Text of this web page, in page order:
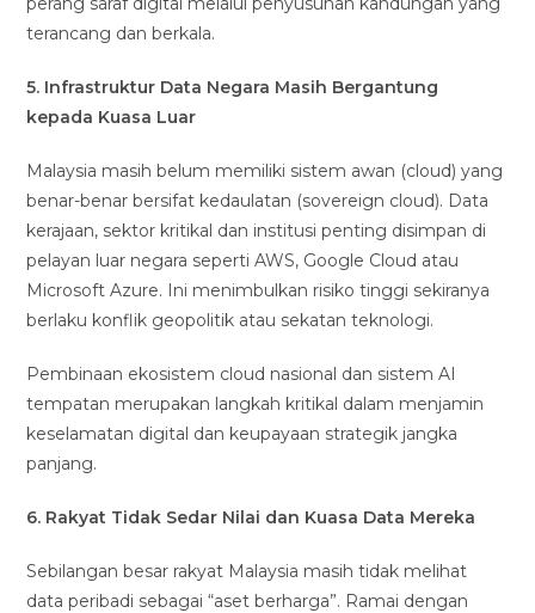
terancang dan berkala.
5. Infrastruktur Data Negara Masih Bergantung
kepada Kuasa Luar
Malaysia masih belum memiliki sistem awan (cloud) yang
benar-benar bersifat kedaulatan (sovereign cloud). Data
kerajaan, sektor kritikal dan institusi penting disimpan di
pelayan luar negara seperti AWS, Google Cloud atau
Microsoft Azure. Ini menimbulkan risiko tinggi sekiranya
berlaku konflik geopolitik atau sekatan teknologi.
Pembinaan ekosistem cloud nasional dan sistem AI
tempatan merupakan langkah kritikal dalam menjamin
keselamatan digital dan keupayaan strategik jangka
panjang.
6. Rakyat Tidak Sedar Nilai dan Kuasa Data Mereka
Sebilangan besar rakyat Malaysia masih tidak melihat
data peribadi sebagai “aset berharga”. Ramai dengan